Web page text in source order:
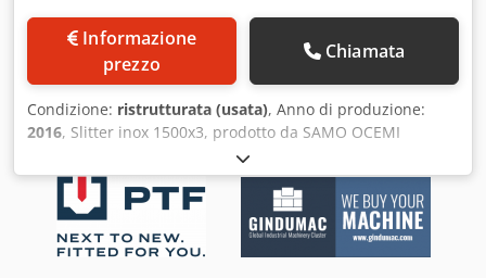
prezzo
Chiamata
Condizione: ristrutturata (usata), Anno di produzione:
2016, Slitter inox 1500x3, prodotto da SAMO OCEMI
Completamente revisionato nel 2016. Specifiche tecniche •
Spessore minimo: 0,4 mm • Spessore massimo: Fino a 4
mm con Rm 400 N/mm2 | Fino a 3 mm con 700 N/mm2 •
Larghezza coil: max. 1.540 mm Djdpfx Adsymcmfjtswa •
Peso massimo coil: 16 t • Direzione: da sinistra a destra •